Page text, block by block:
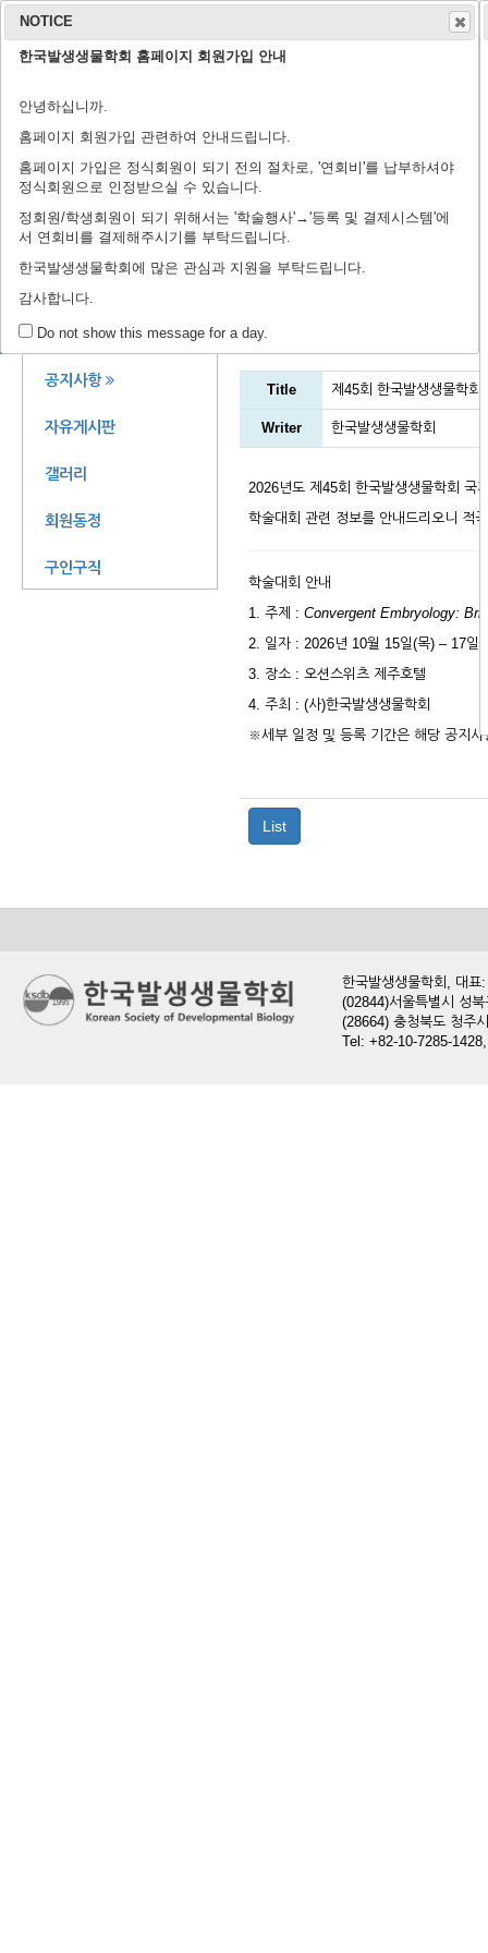
회장 인사말
학회 연혁
학회 회칙
연구윤리규정
임원 명단 학술지 홈페이지
편집위원회
출판 윤리 규정
제44회 정기학술대회에
회원 공간
공지사항
자유게시판
갤러리
회원동정
구인구직
공지사항
Title 제45회 한국발생생물학회
Writer 한국발생생물학회
2026년도 제45회 한국발생생물학회 국
학술대회 관련 정보를 안내드리오니 적
학술대회 안내
1. 주제 : Convergent Embryology:
2. 일자 : 2026년 10월 15일(목) – 17일(
3. 장소 : 오션스위츠 제주호텔
4. 주최 : (사)한국발생생물학회
※세부 일정 및 등록 기간은 해당 공지
List
한국발생생물학회, 대
(02844)서울특별시 성
(28664) 충청북도 청주
Tel: +82-10-7285-
NOTICE
한국발생생물학회 홈페이지 회원가입 안내
안녕하십니까.
홈페이지 회원가입 관련하여 안내드립니다.
홈페이지 가입은 정식회원이 되기 전의 절차로, '연회비'를 납부하셔야
정식회원으로 인정받으실 수 있습니다.
정회원/학생회원이 되기 위해서는 '학술행사'→'등록 및 결제시스템'에
서 연회비를 결제해주시기를 부탁드립니다.
한국발생생물학회에 많은 관심과 지원을 부탁드립니다.
감사합니다.
Do not show this message for a day.